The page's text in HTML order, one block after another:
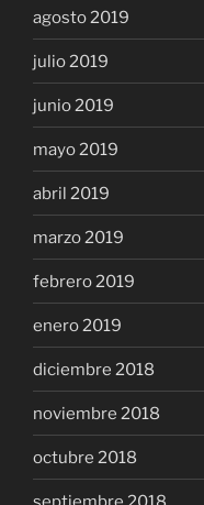
agosto 2019
julio 2019
junio 2019
mayo 2019
abril 2019
marzo 2019
febrero 2019
enero 2019
diciembre 2018
noviembre 2018
octubre 2018